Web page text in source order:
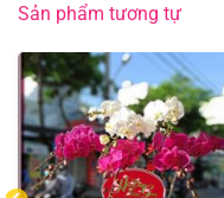
Sản phẩm tương tự